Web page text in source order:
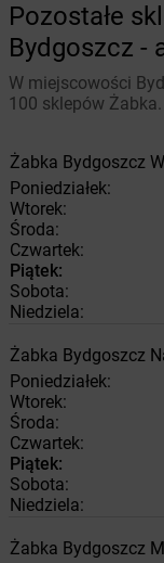
Pozostałe
Bydgoszcz -
W miejscowości
100 sklepów Żabka.
Żabka Bydgoszcz
Poniedziałek:
Wtorek:
Środa:
Czwartek:
Piątek:
Sobota:
Niedziela:
Żabka Bydgoszcz
Poniedziałek:
Wtorek:
Środa:
Czwartek:
Piątek:
Sobota:
Niedziela:
Żabka Bydgoszcz